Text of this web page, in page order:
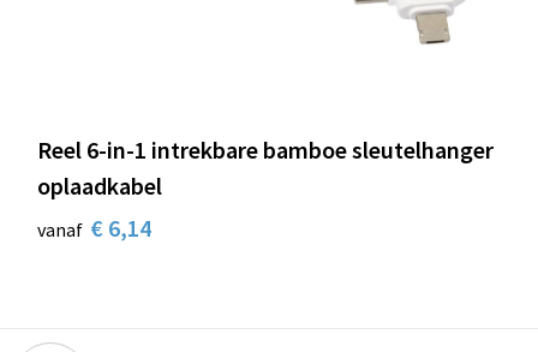
Reel 6-in-1 intrekbare bamboe sleutelhanger
oplaadkabel
vanaf € 6,14